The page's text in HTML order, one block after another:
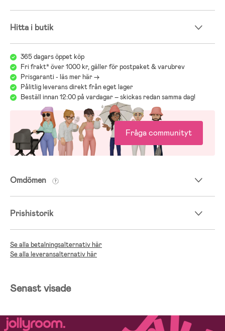
Hitta i butik
365 dagars öppet köp
Fri frakt* över 1000 kr, gäller för postpaket & varubrev
Prisgaranti - läs mer här ->
Pålitlig leverans direkt från eget lager
Beställ innan 12:00 på vardagar – skickas redan samma dag!
Fråga communityt
Omdömen
Prishistorik
Se alla betalningsalternativ här
Se alla leveransalternativ här
Senast visade